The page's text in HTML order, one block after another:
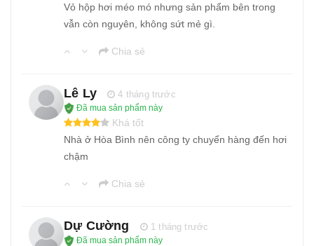
Vỏ hộp hơi méo mó nhưng sản phẩm bên trong
vẫn còn nguyên, không sứt mẻ gì.
Chia sẻ
Lê Ly
4 tháng trước
Đã mua sản phẩm này
Khá tốt
Nhà ở Hòa Bình nên công ty chuyển hàng đến hơi
chậm
Chia sẻ
Dự Cường
1 tháng trước
Đã mua sản phẩm này